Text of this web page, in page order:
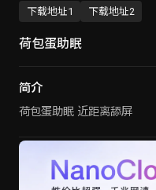
下载地址1 下载地址2
荷包蛋助眠
简介
荷包蛋助眠 近距离舔屏